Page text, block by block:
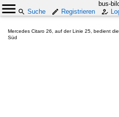
bus-
Suche
Registrieren
Mercedes Citaro 26, auf der Linie 25, bedient
Süd